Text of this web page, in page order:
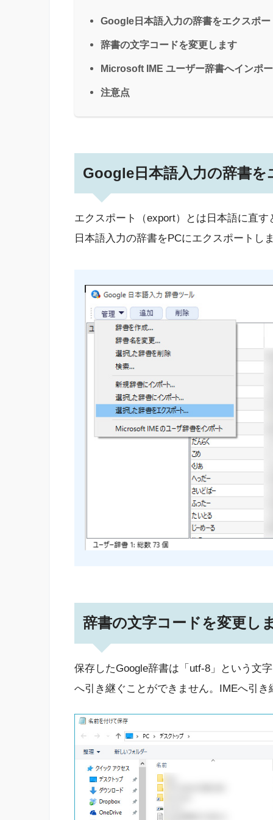
Google日本語入力の辞書をエクスポー
辞書の文字コードを変更します
Microsoft IME ユーザー辞書へインポ
注意点
Google日本語入力の辞書
エクスポート（export）とは日本語に直
日本語入力の辞書をPCにエクスポートし
辞書の文字コードを変更し
保存したGoogle辞書は「utf-8」という文
へ引き継ぐことができません。IMEへ引